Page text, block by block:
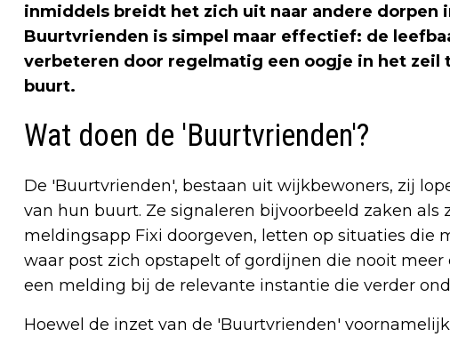
inmiddels breidt het zich uit naar andere dorpen
Buurtvrienden is simpel maar effectief: de
verbeteren door regelmatig een oogje in het
buurt.
Wat doen de 'Buurtvrienden'?
De 'Buurtvrienden', bestaan uit wijkbewoners, zij
van hun buurt. Ze signaleren bijvoorbeeld zaken als
meldingsapp Fixi doorgeven, letten op situaties die
waar post zich opstapelt of gordijnen die nooit
een melding bij de relevante instantie die verder
Hoewel de inzet van de 'Buurtvrienden'